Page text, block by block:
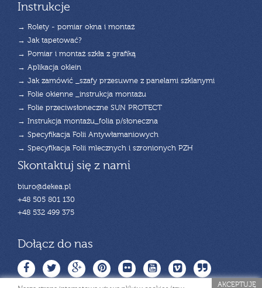
Instrukcje
→ Rolety - pomiar okna i montaż
→ Jak tapetować?
→ Pomiar i montaż szkła z grafiką
→ Aplikacja oklein
→ Jak zamówić _szafy przesuwne z panelami szklanymi
→ Folie okienne _instrukcja montażu
→ Folie przeciwsłoneczne SUN PROTECT
→ Instrukcja montażu_folia p/słoneczna
→ Specyfikacja Folii Antywłamaniowych
→ Specyfikacja Folii mlecznych i szronionych PZH
Skontaktuj się z nami
biuro@dekea.pl
+48 505 801 130
+48 532 499 375
Dołącz do nas
AKCEPTUJĘ